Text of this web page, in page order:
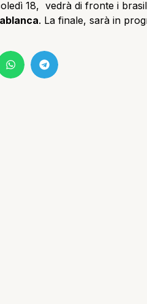
18, vedrà di fronte i
. La finale, sarà in